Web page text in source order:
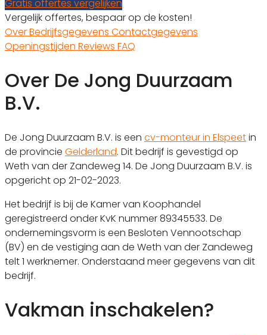
Gratis offertes vergelijken
Vergelijk offertes, bespaar op de kosten!
OverBedrijfsgegevens Contactgegevens
Openingstijden Reviews FAQ
Over De Jong Duurzaam
B.V.
De Jong Duurzaam B.V. is een cv-monteur in Elspeetin
de provincie Gelderland. Dit bedrijf is gevestigd op
Weth van der Zandeweg 14. De Jong Duurzaam B.V. is
opgericht op 21-02-2023.
Het bedrijf is bij de Kamer van Koophandel
geregistreerd onder KvK nummer 89345533. De
ondernemingsvorm is een Besloten Vennootschap
(BV) en de vestiging aan de Weth van der Zandeweg
telt 1 werknemer. Onderstaand meer gegevens van dit
bedrijf.
Vakman inschakelen?